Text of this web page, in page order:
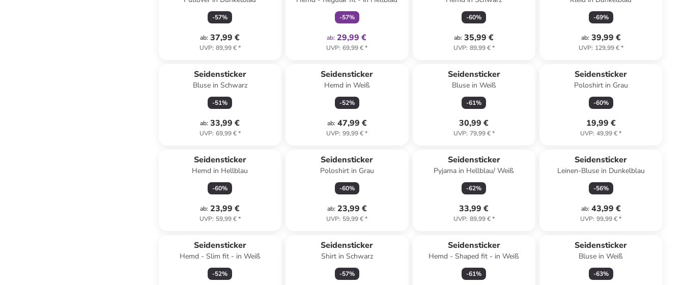
-57%
ab: 37,99 €
UVP: 89,99 €*
-57%
ab: 29,99 €
UVP: 69,99 €*
-60%
ab: 35,99 €
UVP: 89,99 €*
-69%
ab: 39,99 €
UVP: 129,99 €*
Seidensticker
Bluse in Schwarz
-51%
ab: 33,99 €
UVP: 69,99 €*
Seidensticker
Hemd in Weiß
-52%
ab: 47,99 €
UVP: 99,99 €*
Seidensticker
Bluse in Weiß
-61%
30,99 €
UVP: 79,99 €*
Seidensticker
Poloshirt in Grau
-60%
19,99 €
UVP: 49,99 €*
Seidensticker
Hemd in Hellblau
-60%
ab: 23,99 €
UVP: 59,99 €*
Seidensticker
Poloshirt in Grau
-60%
ab: 23,99 €
UVP: 59,99 €*
Seidensticker
Pyjama in Hellblau/ Weiß
-62%
33,99 €
UVP: 89,99 €*
Seidensticker
Leinen-Bluse in Dunkelblau
-56%
ab: 43,99 €
UVP: 99,99 €*
Seidensticker
Hemd - Slim fit - in Weiß
-52%
Seidensticker
Shirt in Schwarz
-57%
Seidensticker
Hemd - Shaped fit - in Weiß
-61%
Seidensticker
Bluse in Weiß
-63%